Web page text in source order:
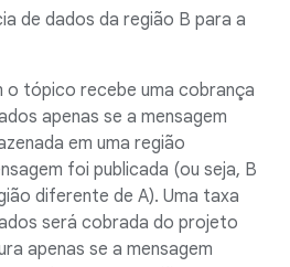
de dados da região B para a
tópico recebe uma cobrança
apenas se a mensagem
em uma região
foi publicada (ou seja, B
diferente de A). Uma taxa
será cobrada do projeto
apenas se a mensagem